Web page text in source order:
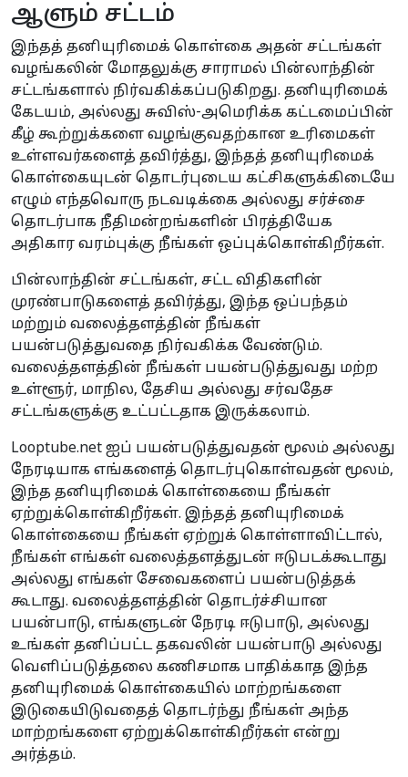
ஆளும் சட்டம்
இந்தத் தனியுரிமைக் கொள்கை அதன் சட்டங்கள்
வழங்கலின் மோதலுக்கு சாராமல் பின்லாந்தின்
சட்டங்களால் நிர்வகிக்கப்படுகிறது. தனியுரிமைக்
கேடயம், அல்லது சுவிஸ்-அமெரிக்க கட்டமைப்பின்
கீழ் கூற்றுக்களை வழங்குவதற்கான உரிமைகள்
உள்ளவர்களைத் தவிர்த்து, இந்தத் தனியுரிமைக்
கொள்கையுடன் தொடர்புடைய கட்சிகளுக்கிடையே
எழும் எந்தவொரு நடவடிக்கை அல்லது சர்ச்சை
தொடர்பாக நீதிமன்றங்களின் பிரத்தியேக
அதிகார வரம்புக்கு நீங்கள் ஒப்புக்கொள்கிறீர்கள்.
பின்லாந்தின் சட்டங்கள், சட்ட விதிகளின்
முரண்பாடுகளைத் தவிர்த்து, இந்த ஒப்பந்தம்
மற்றும் வலைத்தளத்தின் நீங்கள்
பயன்படுத்துவதை நிர்வகிக்க வேண்டும்.
வலைத்தளத்தின் நீங்கள் பயன்படுத்துவது மற்ற
உள்ளூர், மாநில, தேசிய அல்லது சர்வதேச
சட்டங்களுக்கு உட்பட்டதாக இருக்கலாம்.
Looptube.net ஐப் பயன்படுத்துவதன் மூலம் அல்லது
நேரடியாக எங்களைத் தொடர்புகொள்வதன் மூலம்,
இந்த தனியுரிமைக் கொள்கையை நீங்கள்
ஏற்றுக்கொள்கிறீர்கள். இந்தத் தனியுரிமைக்
கொள்கையை நீங்கள் ஏற்றுக் கொள்ளாவிட்டால்,
நீங்கள் எங்கள் வலைத்தளத்துடன் ஈடுபடக்கூடாது
அல்லது எங்கள் சேவைகளைப் பயன்படுத்தக்
கூடாது. வலைத்தளத்தின் தொடர்ச்சியான
பயன்பாடு, எங்களுடன் நேரடி ஈடுபாடு, அல்லது
உங்கள் தனிப்பட்ட தகவலின் பயன்பாடு அல்லது
வெளிப்படுத்தலை கணிசமாக பாதிக்காத இந்த
தனியுரிமைக் கொள்கையில் மாற்றங்களை
இடுகையிடுவதைத் தொடர்ந்து நீங்கள் அந்த
மாற்றங்களை ஏற்றுக்கொள்கிறீர்கள் என்று
அர்த்தம்.